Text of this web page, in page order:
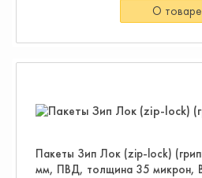
О товаре
Пакеты Зип Лок (zip-lock)
мм, ПВД, толщина 35 микрон,